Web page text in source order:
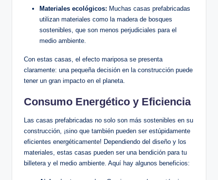
Materiales ecológicos: Muchas casas prefabricadas
utilizan materiales como la madera de bosques
sostenibles, que son menos perjudiciales para el
medio ambiente.
Con estas casas, el efecto mariposa se presenta
claramente: una pequeña decisión en la construcción puede
tener un gran impacto en el planeta.
Consumo Energético y Eficiencia
Las casas prefabricadas no solo son más sostenibles en su
construcción, ¡sino que también pueden ser estúpidamente
eficientes energéticamente! Dependiendo del diseño y los
materiales, estas casas pueden ser una bendición para tu
billetera y el medio ambiente. Aquí hay algunos beneficios: